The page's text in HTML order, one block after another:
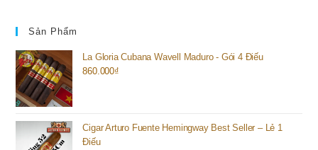
Sản Phẩm
La Gloria Cubana Wavell Maduro - Gói 4 Điếu
860.000₫
Cigar Arturo Fuente Hemingway Best Seller – Lẻ 1
Điếu